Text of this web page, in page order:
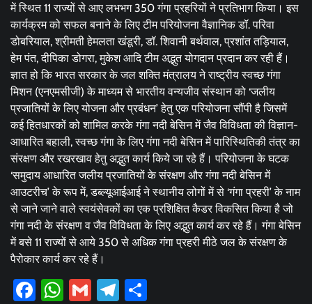
में स्थित 11 राज्यों से आए लभभग 350 गंगा प्रहरियों ने प्रतिभाग किया। इस
कार्यक्रम को सफल बनाने के लिए टीम परियोजना वैज्ञानिक डॉ. परिवा
डोबरियाल, श्रीमती हेमलता खंडूरी, डॉ. शिवानी बर्थवाल, प्रशांत तड़ियाल,
हेम पंत, दीपिका डोगरा, मुकेश आदि टीम अद्भुत योगदान प्रदान कर रही हैं।
ज्ञात हो कि भारत सरकार के जल शक्ति मंत्रालय ने राष्ट्रीय स्वच्छ गंगा
मिशन (एनएमसीजी) के माध्यम से भारतीय वन्यजीव संस्थान को ‘जलीय
प्रजातियों के लिए योजना और प्रबंधन’ हेतु एक परियोजना सौंपी है जिसमें
कई हितधारकों को शामिल करके गंगा नदी बेसिन में जैव विविधता की विज्ञान-
आधारित बहाली, स्वच्छ गंगा के लिए गंगा नदी बेसिन में पारिस्थितिकी तंत्र का
संरक्षण और रखरखाव हेतु अद्भुत कार्य किये जा रहे हैं। परियोजना के घटक
‘समुदाय आधारित जलीय प्रजातियों के संरक्षण और गंगा नदी बेसिन में
आउटरीच’ के रूप में, डब्ल्यूआईआई ने स्थानीय लोगों में से ‘गंगा प्रहरी’ के नाम
से जाने जाने वाले स्वयंसेवकों का एक प्रशिक्षित कैडर विकसित किया है जो
गंगा नदी के संरक्षण व जैव विविधता के लिए अद्भुत कार्य कर रहे हैं। गंगा बेसिन
में बसे 11 राज्यों से आये 350 से अधिक गंगा प्रहरी मीठे जल के संरक्षण के
पैरोकार कार्य कर रहे हैं।
Facebook
WhatsApp
GmailTelegram